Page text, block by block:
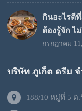
กินอะไรดี
ต้องรู้จัก ไ
กรกฎาคม
บริษัท ภูเก็ต ดรีม จ
188/10 หมู่ที่ 5 ต.